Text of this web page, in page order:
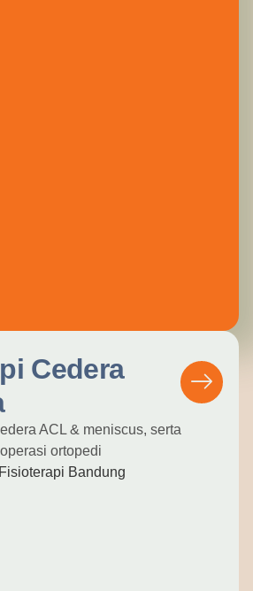
Cedera
ACL & meniscus, serta
ortopedi